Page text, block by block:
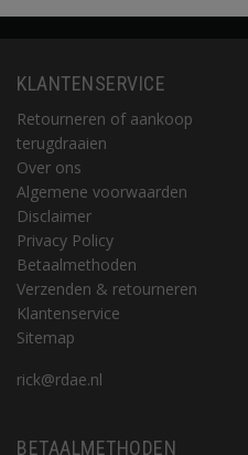
KLANTENSERVICE
Retourneren of aankoop
terugdraaien
Over ons
Algemene voorwaarden
Disclaimer
Privacy Policy
Betaalmethoden
Verzenden & retourneren
Klantenservice
Sitemap
rick@rdae.nl
BETAALMETHODEN